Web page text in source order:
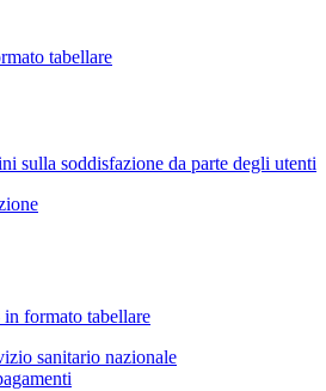
tabellare
sulla soddisfazione da parte degli utenti
formato tabellare
sanitario nazionale